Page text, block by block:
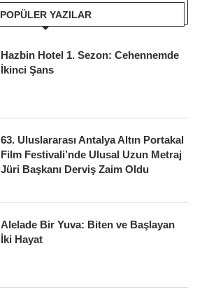
POPÜLER YAZILAR
Hazbin Hotel 1. Sezon: Cehennemde
İkinci Şans
63. Uluslararası Antalya Altın Portakal
Film Festivali’nde Ulusal Uzun Metraj
Jüri Başkanı Derviş Zaim Oldu
Alelade Bir Yuva: Biten ve Başlayan
İki Hayat